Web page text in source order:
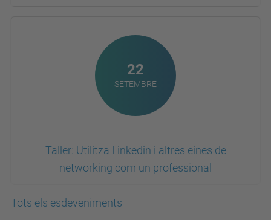
22
SETEMBRE
Taller: Utilitza Linkedin i altres eines de
networking com un professional
Tots els esdeveniments